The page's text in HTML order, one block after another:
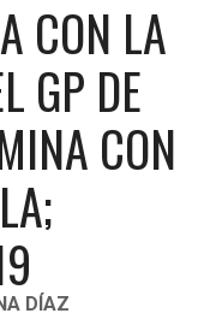
CON LA
GP DE
CON
DÍAZ